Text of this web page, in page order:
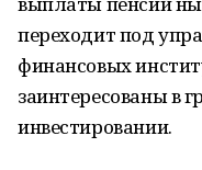
переходит под
финансовых
заинтересованы в
инвестировании.